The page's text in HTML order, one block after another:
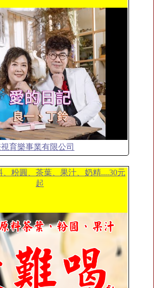
育樂事業有限公司
粉圓、茶葉、果汁、奶精....30元
起